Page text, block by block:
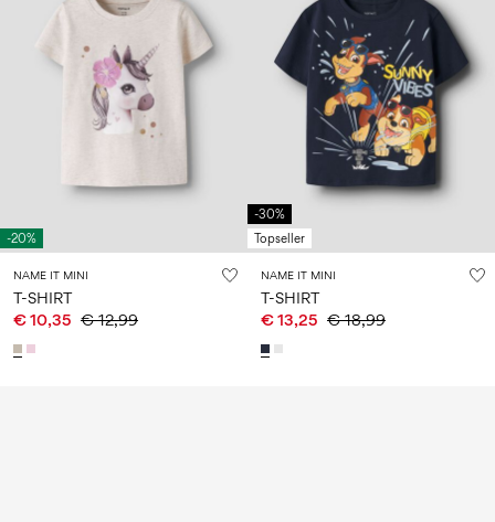
-20%
NAME IT MINI
T-SHIRT
€ 10,35 € 12,99
-30%
Topseller
NAME IT MINI
T-SHIRT
€ 13,25 € 18,99